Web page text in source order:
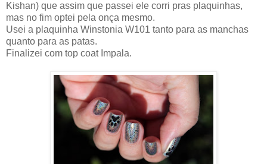
Kishan) que assim que passei ele corri pras plaquinhas,
mas no fim optei pela onça mesmo.
Usei a plaquinha Winstonia W101 tanto para as manchas
quanto para as patas.
Finalizei com top coat Impala.